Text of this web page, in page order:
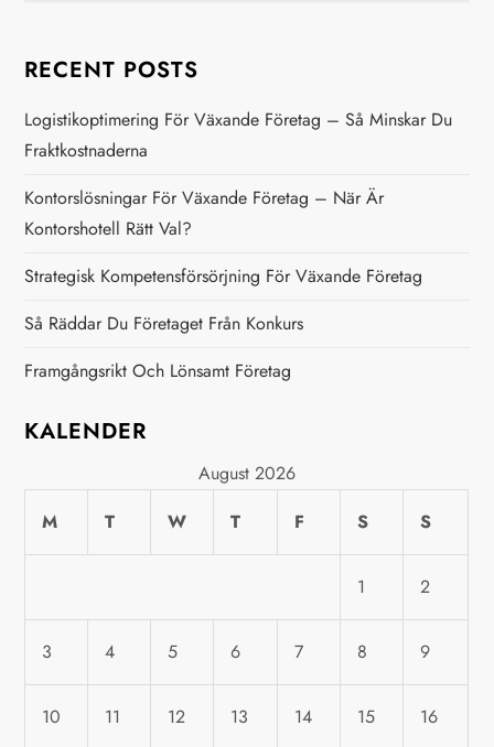
n
a
v
i
g
i
o
n
RECENT POSTS
Logistikoptimering För Växande Företag – Så Minskar Du
Fraktkostnaderna
Kontorslösningar För Växande Företag – När Är
Kontorshotell Rätt Val?
Strategisk Kompetensförsörjning För Växande Företag
Så Räddar Du Företaget Från Konkurs
Framgångsrikt Och Lönsamt Företag
KALENDER
August 2026
M
T W T F S S
1 2
3 4 5 6 7 8 9
10 11 12 13 14 15 16